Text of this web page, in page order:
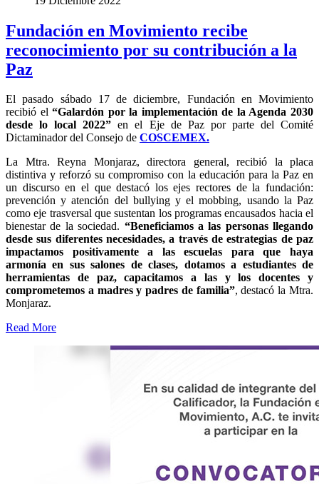
Fundación en Movimiento recibe
reconocimiento por su contribución a la
Paz
El pasado sábado 17 de diciembre, Fundación en Movimiento
recibió el“Galardón por la implementación de la Agenda 2030
desde lo local 2022” en el Eje de Paz por parte del Comité
Dictaminador del Consejo de COSCEMEX.
La Mtra. Reyna Monjaraz, directora general, recibió la placa
distintiva y reforzó su compromiso con la educación para la Paz en
un discurso en el que destacó los ejes rectores de la fundación:
prevención y atención del bullying y el mobbing, usando la Paz
como eje trasversal que sustentan los programas encausados hacia el
bienestar de la sociedad. “Beneficiamos a las personas llegando
desde sus diferentes necesidades, a través de estrategias de paz
impactamos positivamente a las escuelas para que haya
armonía en sus salones de clases, dotamos a estudiantes de
herramientas de paz, capacitamos a las y los docentes y
comprometemos a madres y padres de familia”, destacó la Mtra.
Monjaraz.
Read More